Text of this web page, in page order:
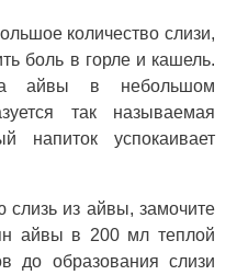
количество слизи,
боль в горле и кашель.
айвы в небольшом
так называемая
напиток успокаивает
слизь из айвы, замочите
айвы в 200 мл теплой
до образования слизи